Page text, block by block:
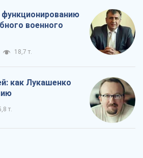
военного
18,7 т.
как Лукашенко
т.